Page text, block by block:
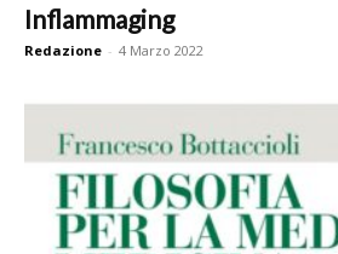
Inflammaging
Redazione - 4 Marzo 2022